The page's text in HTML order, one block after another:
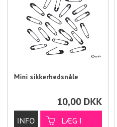
Mini sikkerhedsnåle
10,00 DKK